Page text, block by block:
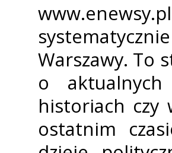
Warszawy. To
o aktualnych
historiach czy
ostatnim